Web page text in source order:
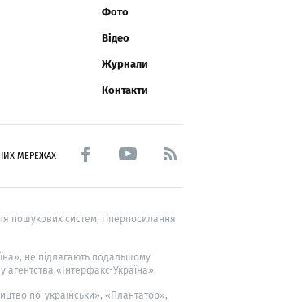
Фото
Відео
Журнали
Контакти
МЕРЕЖАХ
пошукових систем, гіперпосилання
не підлягають подальшому
«Інтерфакс-Україна».
по-українськи», «Плантатор»,